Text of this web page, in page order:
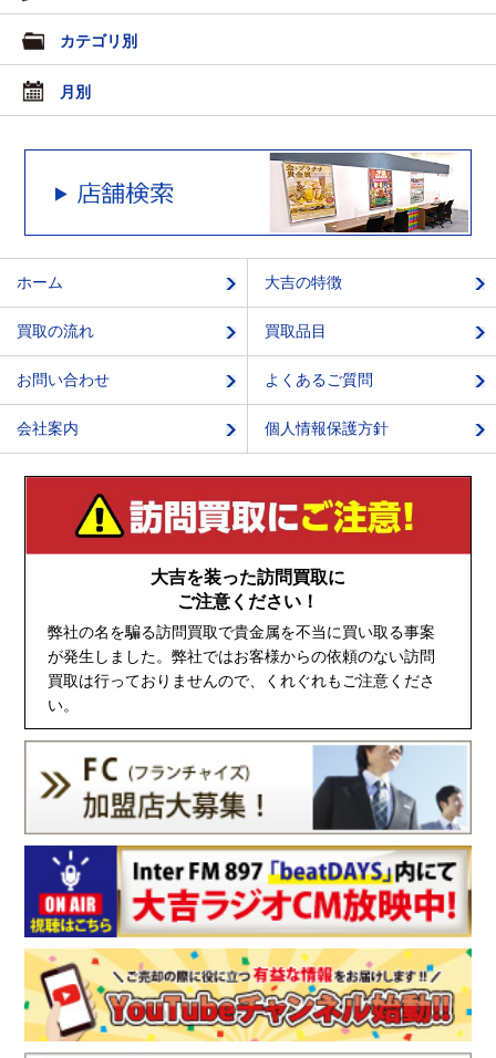
カテゴリ別
月別
ホーム 大吉の特徴
買取の流れ 買取品目
お問い合わせ よくあるご質問
会社案内 個人情報保護方針
大吉を装った訪問買取に
ご注意ください！
弊社の名を騙る訪問買取で貴金属を不当に買い取る事案
が発生しました。弊社ではお客様からの依頼のない訪問
買取は行っておりませんので、くれぐれもご注意くださ
い。